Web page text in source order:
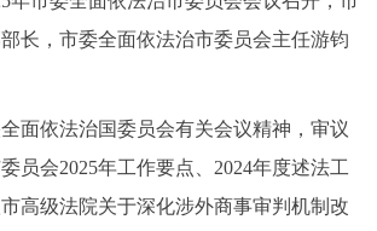
机构职能 政策服务
长，市委全面依法治市委员会主任游钧
依法治国委员会有关会议精神，审议
员会2025年工作要点、2024年度述法工
高级法院关于深化涉外商事审判机制改